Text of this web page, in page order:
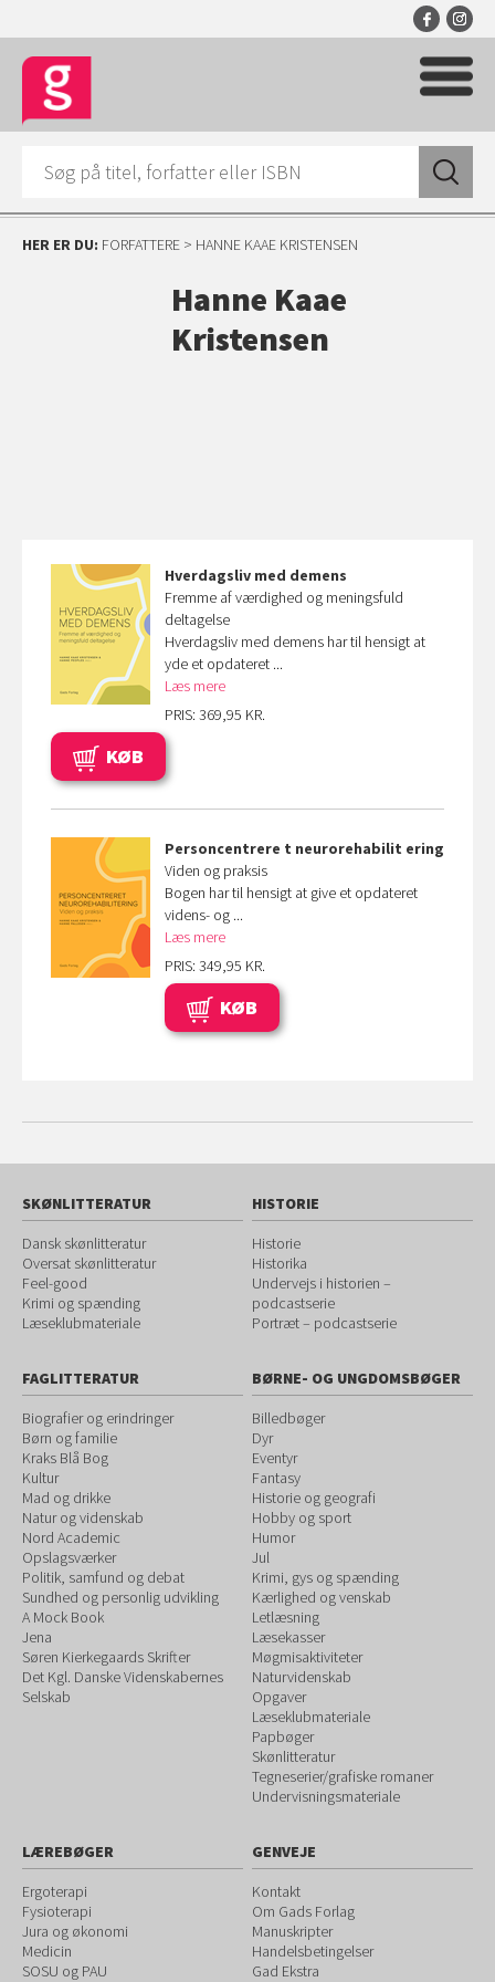
HER ER DU: FORFATTERE > HANNE KAAE KRISTENSEN
Hanne Kaae
Kristensen
Hverdagsliv med demens
Fremme af værdighed og meningsfuld
deltagelse
Hverdagsliv med demens har til hensigt at
yde et opdateret ...
Læs mere
PRIS: 369,95 KR.
KØB
Personcentrere t neurorehabilit ering
Viden og praksis
Bogen har til hensigt at give et opdateret
videns- og ...
Læs mere
PRIS: 349,95 KR.
KØB
SKØNLITTERATUR
Dansk skønlitteratur
Oversat skønlitteratur
Feel-good
Krimi og spænding
Læseklubmateriale
HISTORIE
Historie
Historika
Undervejs i historien –
podcastserie
Portræt – podcastserie
FAGLITTERATUR
Biografier og erindringer
Børn og familie
Kraks Blå Bog
Kultur
Mad og drikke
Natur og videnskab
Nord Academic
Opslagsværker
Politik, samfund og debat
Sundhed og personlig udvikling
A Mock Book
Jena
Søren Kierkegaards Skrifter
Det Kgl. Danske Videnskabernes
Selskab
BØRNE- OG UNGDOMSBØGER
Billedbøger
Dyr
Eventyr
Fantasy
Historie og geografi
Hobby og sport
Humor
Jul
Krimi, gys og spænding
Kærlighed og venskab
Letlæsning
Læsekasser
Møgmisaktiviteter
Naturvidenskab
Opgaver
Læseklubmateriale
Papbøger
Skønlitteratur
Tegneserier/grafiske romaner
Undervisningsmateriale
LÆREBØGER
Ergoterapi
Fysioterapi
Jura og økonomi
Medicin
SOSU og PAU
GENVEJE
Kontakt
Om Gads Forlag
Manuskripter
Handelsbetingelser
Gad Ekstra